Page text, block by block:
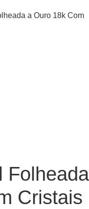
a Ouro 18k Com
Folheada
Cristais